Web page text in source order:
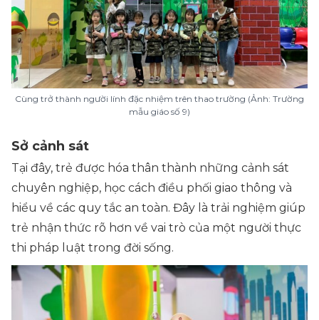
Cùng trở thành người lính đặc nhiệm trên thao trường (Ảnh: Trường
mẫu giáo số 9)
Sở cảnh sát
Tại đây, trẻ được hóa thân thành những cảnh sát
chuyên nghiệp, học cách điều phối giao thông và
hiểu về các quy tắc an toàn. Đây là trải nghiệm giúp
trẻ nhận thức rõ hơn về vai trò của một người thực
thi pháp luật trong đời sống.